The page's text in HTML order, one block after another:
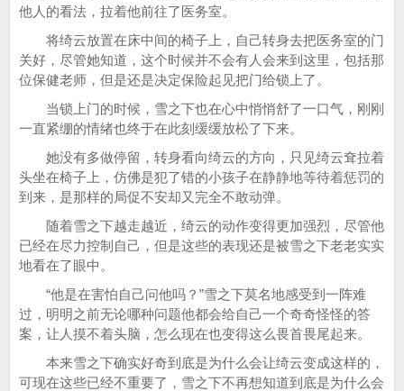
他人的看法，拉着他前往了医务室。
将绮云放置在床中间的椅子上，自己转身去把医务室的门
关好，尽管她知道，这个时候并不会有人会来到这里，包括那
位保健老师，但是还是决定保险起见把门给锁上了。
当锁上门的时候，雪之下也在心中悄悄舒了一口气，刚刚
一直紧绷的情绪也终于在此刻缓缓放松了下来。
她没有多做停留，转身看向绮云的方向，只见绮云耷拉着
头坐在椅子上，仿佛是犯了错的小孩子在静静地等待着惩罚的
到来，是那样的局促不安却又完全不敢动弹。
随着雪之下越走越近，绮云的动作变得更加强烈，尽管他
已经在尽力控制自己，但是这些的表现还是被雪之下老老实实
地看在了眼中。
“他是在害怕自己问他吗？”雪之下莫名地感受到一阵难
过，明明之前无论哪种问题他都会给自己一个奇奇怪怪的答
案，让人摸不着头脑，怎么现在也变得这么畏首畏尾起来。
本来雪之下确实好奇到底是为什么会让绮云变成这样的，
可现在这些已经不重要了，雪之下不再想知道到底是为什么会